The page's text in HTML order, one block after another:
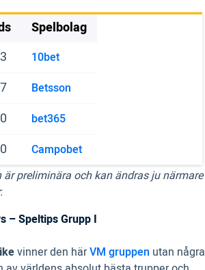
Spelbolag
10bet
Betsson
bet365
Campobet
är preliminära och kan ändras ju närmare
– Speltips Grupp I
vinner den härVM gruppen utan några